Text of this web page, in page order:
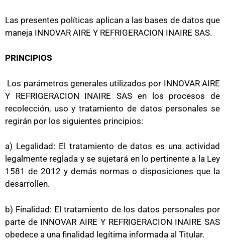
Las presentes políticas aplican a las bases de datos que
maneja INNOVAR AIRE Y REFRIGERACION INAIRE SAS.
PRINCIPIOS
Los parámetros generales utilizados por INNOVAR AIRE
Y REFRIGERACION INAIRE SAS en los procesos de
recolección, uso y tratamiento de datos personales se
regirán por los siguientes principios:
a) Legalidad: El tratamiento de datos es una actividad
legalmente reglada y se sujetará en lo pertinente a la Ley
1581 de 2012 y demás normas o disposiciones que la
desarrollen.
b) Finalidad: El tratamiento de los datos personales por
parte de INNOVAR AIRE Y REFRIGERACION INAIRE SAS
obedece a una finalidad legítima informada al Titular.